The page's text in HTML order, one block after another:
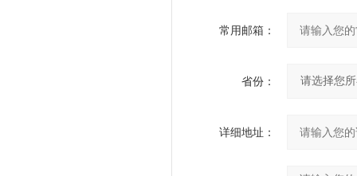
常用邮箱：
省份：
详细地址：